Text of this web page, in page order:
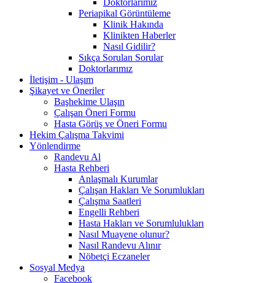
Periapikal Görüntüleme
Klinik Hakında
Klinikten Haberler
Nasıl Gidilir?
Sıkça Sorulan Sorular
Doktorlarımız
İletişim - Ulaşım
Şikayet ve Öneriler
Başhekime Ulaşın
Çalışan Öneri Formu
Hasta Görüş ve Öneri Formu
Hekim Çalışma Takvimi
Yönlendirme
Randevu Al
Hasta Rehberi
Anlaşmalı Kurumlar
Çalışan Hakları Ve Sorumlukları
Çalışma Saatleri
Engelli Rehberi
Hasta Hakları ve Sorumlulukları
Nasıl Muayene olunur?
Nasıl Randevu Alınır
Nöbetçi Eczaneler
Sosyal Medya
Facebook